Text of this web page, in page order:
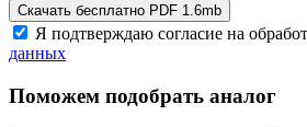
Скачать бесплатно PDF 1.6mb
Я подтверждаю согласие на
данных
Поможем подобрать аналог